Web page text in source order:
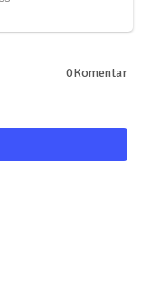
0Komentar